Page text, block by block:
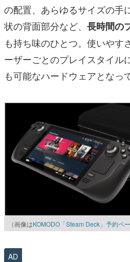
の配置、あらゆるサイズの手
状の背面部分など、 長時間の
も持ち味のひとつ。使いやす
ーザーごとのプレイスタイル
も可能なハードウェアとなっ
（画像はKOMODO「Steam Deck」予約ペ
AD